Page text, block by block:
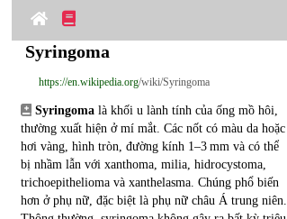
Syringoma
https://en.wikipedia.org/wiki/Syringoma
Syringoma là khối u lành tính của ống mồ hôi,
thường xuất hiện ở mí mắt. Các nốt có màu da hoặc
hơi vàng, hình tròn, đường kính 1–3 mm và có thể
bị nhầm lẫn với xanthoma, milia, hidrocystoma,
trichoepithelioma và xanthelasma. Chúng phổ biến
hơn ở phụ nữ, đặc biệt là phụ nữ châu Á trung niên.